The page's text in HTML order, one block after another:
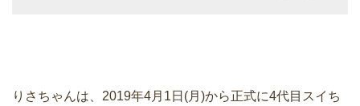
りさちゃんは、2019年4月1日(月)から正式に4代目スイち